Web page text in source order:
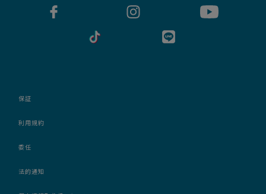
保証
利用規約
委任
法的通知